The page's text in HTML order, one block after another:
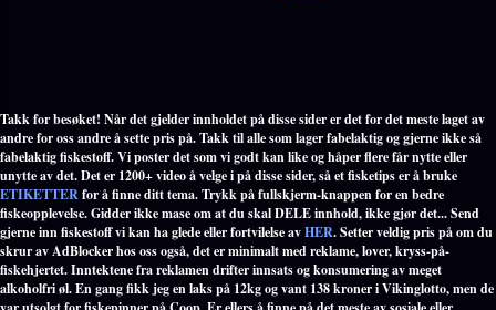
Takk for besøket! Når det gjelder innholdet på disse sider er det for det meste laget av
andre for oss andre å sette pris på. Takk til alle som lager fabelaktig og gjerne ikke så
fabelaktig fiskestoff. Vi poster det som vi godt kan like og håper flere får nytte eller
unytte av det. Det er 1200+ video å velge i på disse sider, så et fisketips er å bruke
ETIKETTERfor å finne ditt tema. Trykk på fullskjerm-knappen for en bedre
fiskeopplevelse. Gidder ikke mase om at du skal DELE innhold, ikke gjør det... Send
gjerne inn fiskestoff vi kan ha glede eller fortvilelse avHER. Setter veldig pris på om du
skrur av AdBlocker hos oss også, det er minimalt med reklame, lover, kryss-på-
fiskehjertet. Inntektene fra reklamen drifter innsats og konsumering av meget
alkoholfri øl. En gang fikk jeg en laks på 12kg og vant 138 kroner i Vikinglotto, men de